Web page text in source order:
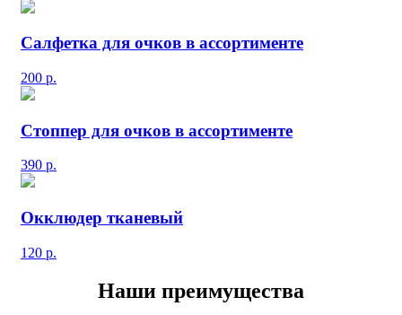
Салфетка для очков в ассортименте
200 р.
Стоппер для очков в ассортименте
390 р.
Окклюдер тканевый
120 р.
Наши преимущества